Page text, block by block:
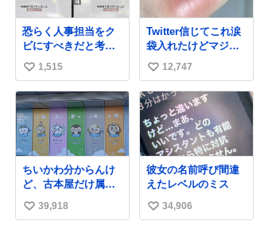
ね」が止まらない。
放っておくと永遠に
髪撫でてきて作業進
まない()
156cm40kg、年中日
焼け止めとお友達の
私より綺麗な手やめ
てもろて とか言う
した駅構内放送事案
について声明を公表
した。「第三者によ
って駅構内放送設備
に外部から不正に音
声が流された可能性
も含めて確認を実
施」と説明した。
恐らく人事担当をク
ビにすべきだと考え
られるが‥‥‥
い
い
ね
数
1,515
Twitter信じてこれ涙
袋入れたけどマジで
盛れた…ありがと
う…
い
い
ね
数
12,747
ちいかわ分からんけ
ど、古本屋だけ属性
が名前になってるの
はどういうこと？
い
39,918
彼女の名前呼び間違
えたレベルのミス
い
34,906